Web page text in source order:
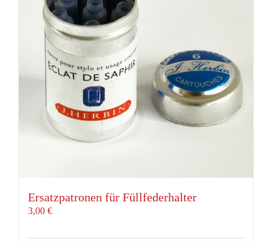
Ersatzpatronen für Füllfederhalter
3,00 €